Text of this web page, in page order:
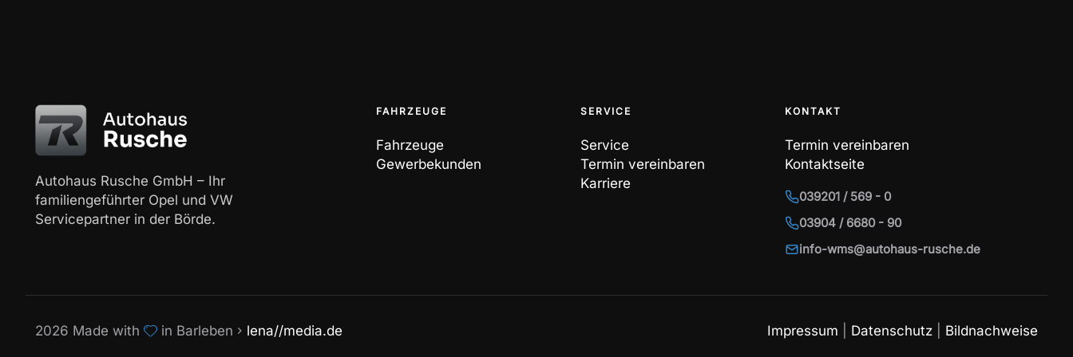
Autohaus Rusche GmbH – Ihr
familiengeführter Opel und VW
Servicepartner in der Börde.
FAHRZEUGE
Fahrzeuge
Gewerbekunden
SERVICE
Service
Termin vereinbaren
Karriere
KONTAKT
Termin vereinbaren
Kontaktseite
039201 / 569 - 0
03904 / 6680 - 90
info-wms@autohaus-rusche.de
2026 Made with in Barleben lena//media.de Impressum Datenschutz Bildnachweise